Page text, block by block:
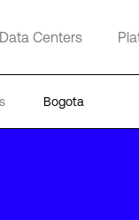
Data Centers
Bogota